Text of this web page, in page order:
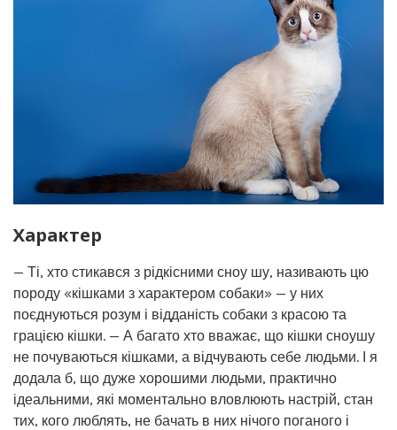
Характер
— Ті, хто стикався з рідкісними сноу шу, називають цю
породу «кішками з характером собаки» — у них
поєднуються розум і відданість собаки з красою та
грацією кішки. — А багато хто вважає, що кішки сноушу
не почуваються кішками, а відчувають себе людьми. І я
додала б, що дуже хорошими людьми, практично
ідеальними, які моментально вловлюють настрій, стан
тих, кого люблять, не бачать в них нічого поганого і